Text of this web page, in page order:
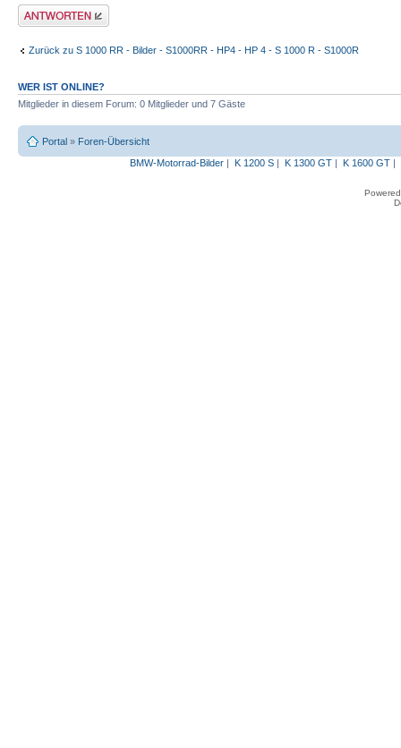
Antwort erstellen
Zurück zu S 1000 RR - Bilder - S1000RR - HP4 - HP 4 - S 1000 R - S1000R
WER IST ONLINE?
Mitglieder in diesem Forum: 0 Mitglieder und 7 Gäste
Portal » Foren-Übersicht
BMW-Motorrad-Bilder| K 1200 S| K 1300 GT| K 1600 GT|